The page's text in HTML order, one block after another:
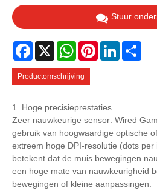
Stuur
Facebook
X WhatsAppPinterestLinkedIn
Productomschrijving
1. Hoge precisieprestaties
Zeer nauwkeurige sensor: Wired
gebruik van hoogwaardige optische
extreem hoge DPI-resolutie (dots
betekent dat de muis bewegingen
een hoge mate van nauwkeurigheid
bewegingen of kleine aanpassingen.